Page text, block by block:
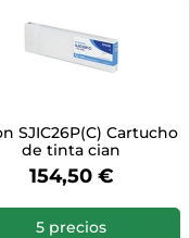
SJIC26P(C) Cartucho
de tinta cian
154,50 €
5 precios